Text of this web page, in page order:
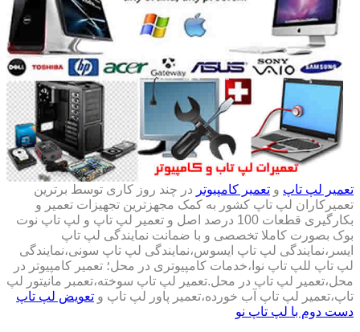
تعمیر لپ تاپ و تعمیر کامپیوتر در چند روز کاری توسط برترین
تعمیرکاران لپ تاپ کشور به کمک مجهزترین تجهیزات تعمیر و
بکارگیری قطعات 100 درصد اصل و تعمیر لپ تاپ و لپ تاپ نوت
بوک بصورت کاملا تخصصی و با ضمانت نمایندگی لپ تاپ
ایسر،نمایندگی لپ تاپ ایسوس،نمایندگی لپ تاپ سونی،نمایندگی
لپ تاپ للپ تاپ نوا،خدمات کامپیوتری در محل؛ تعمیر کامپیوتر در
محل،تعمیر لپ تاپ در محل.تعمیر لپ تاپ سوخته،تعمبر مانیتور لپ
تاپ،تعمیر لپ تاپ آب خورده،تعمیر پاور لپ تاپ و تعویض لپ تاپ
دست دوم با لپ تاپ نو